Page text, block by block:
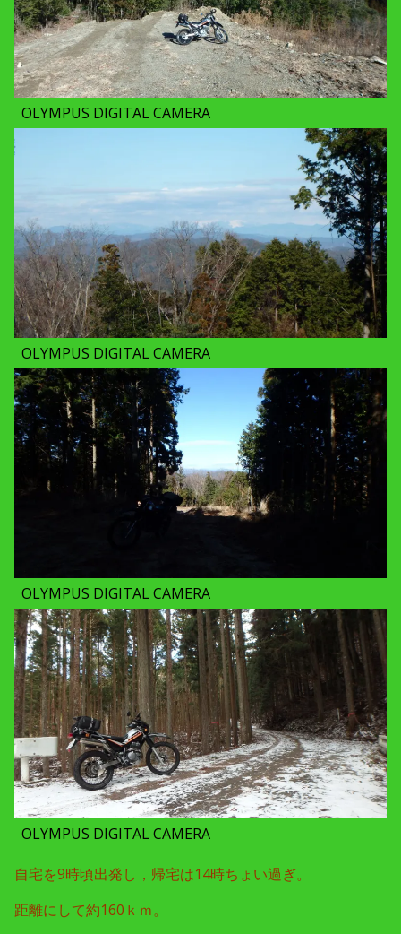
OLYMPUS DIGITAL CAMERA
OLYMPUS DIGITAL CAMERA
OLYMPUS DIGITAL CAMERA
OLYMPUS DIGITAL CAMERA
自宅を9時頃出発し，帰宅は14時ちょい過ぎ。
距離にして約160ｋｍ。